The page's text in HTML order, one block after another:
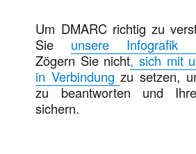
Um DMARC richtig zu
Sie unsere Infografik
Zögern Sie nicht,sich mit
in Verbindung zu setzen,
zu beantworten und
sichern.